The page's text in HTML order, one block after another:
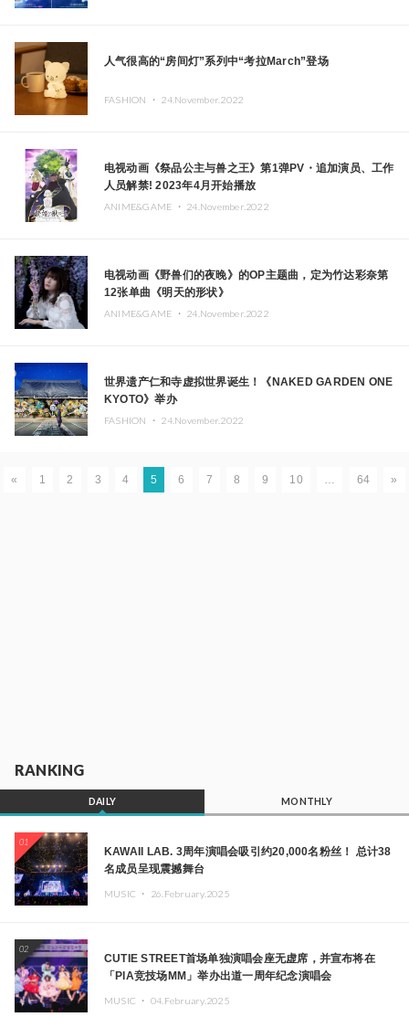
人气很高的“房间灯”系列中“考拉March”登场
FASHION ・ 24.November.2022
电视动画《祭品公主与兽之王》第1弹PV・追加演员、工作
人员解禁! 2023年4月开始播放
ANIME&GAME ・ 24.November.2022
电视动画《野兽们的夜晚》的OP主题曲，定为竹达彩奈第
12张单曲《明天的形状》
ANIME&GAME ・ 24.November.2022
世界遗产仁和寺虚拟世界诞生！《NAKED GARDEN ONE
KYOTO》举办
FASHION ・ 24.November.2022
« 1 2 3 4 5 6 7 8 9 10 … 64 »
RANKING
DAILY MONTHLY
01
KAWAII LAB. 3周年演唱会吸引约20,000名粉丝！ 总计38
名成员呈现震撼舞台
MUSIC ・ 26.February.2025
02
CUTIE STREET首场单独演唱会座无虚席，并宣布将在
「PIA竞技场MM」举办出道一周年纪念演唱会
MUSIC ・ 04.February.2025